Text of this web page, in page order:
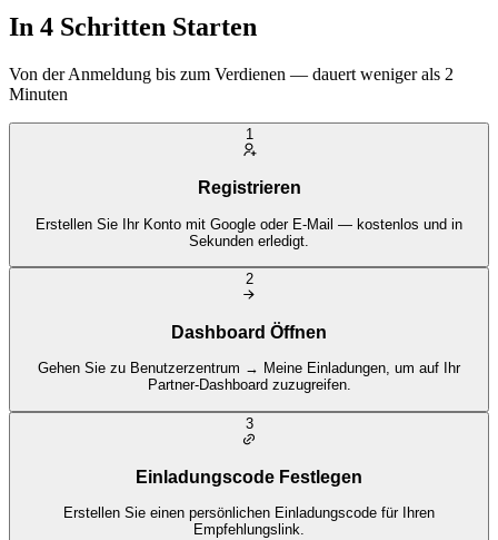
In 4 Schritten Starten
Von der Anmeldung bis zum Verdienen — dauert weniger als 2
Minuten
1
Registrieren
Erstellen Sie Ihr Konto mit Google oder E-Mail — kostenlos und in
Sekunden erledigt.
2
Dashboard Öffnen
Gehen Sie zu Benutzerzentrum → Meine Einladungen, um auf Ihr
Partner-Dashboard zuzugreifen.
3
Einladungscode Festlegen
Erstellen Sie einen persönlichen Einladungscode für Ihren
Empfehlungslink.